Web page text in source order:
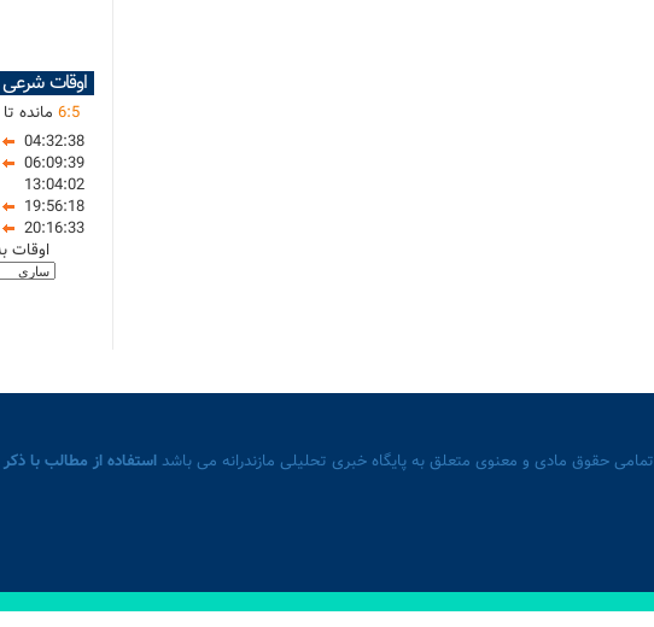
اوقات شرعی
6:5 مانده تا
04:32:38
06:09:39
13:04:02
19:56:18
20:16:33
اوقات
تمامی حقوق مادی و معنوی متعلق به پایگاه خبری تحلیلی مازندرانه می باشداستفاده از مطالب با